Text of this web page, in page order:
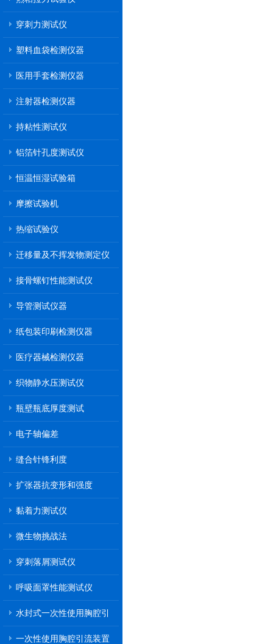
穿刺力测试仪
塑料血袋检测仪器
医用手套检测仪器
注射器检测仪器
持粘性测试仪
铝箔针孔度测试仪
恒温恒湿试验箱
摩擦试验机
热缩试验仪
迁移量及不挥发物测定仪
接骨螺钉性能测试仪
导管测试仪器
纸包装印刷检测仪器
医疗器械检测仪器
织物静水压测试仪
瓶壁瓶底厚度测试
电子轴偏差
缝合针锋利度
扩张器抗变形和强度
黏着力测试仪
微生物挑战法
穿刺落屑测试仪
呼吸面罩性能测试仪
水封式一次性使用胸腔引
一次性使用胸腔引流装置